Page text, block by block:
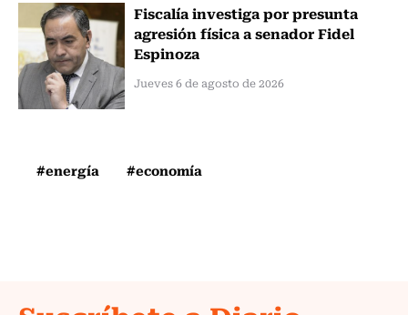
Fiscalía investiga por presunta
agresión física a senador Fidel
Espinoza
Jueves 6 de agosto de 2026
#energía #economía